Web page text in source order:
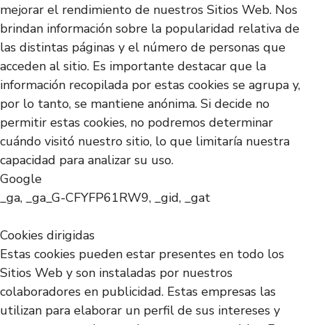
mejorar el rendimiento de nuestros Sitios Web. Nos
brindan información sobre la popularidad relativa de
las distintas páginas y el número de personas que
acceden al sitio. Es importante destacar que la
información recopilada por estas cookies se agrupa y,
por lo tanto, se mantiene anónima. Si decide no
permitir estas cookies, no podremos determinar
cuándo visitó nuestro sitio, lo que limitaría nuestra
capacidad para analizar su uso.
Google
_ga, _ga_G-CFYFP61RW9, _gid, _gat
Cookies dirigidas
Estas cookies pueden estar presentes en todo los
Sitios Web y son instaladas por nuestros
colaboradores en publicidad. Estas empresas las
utilizan para elaborar un perfil de sus intereses y